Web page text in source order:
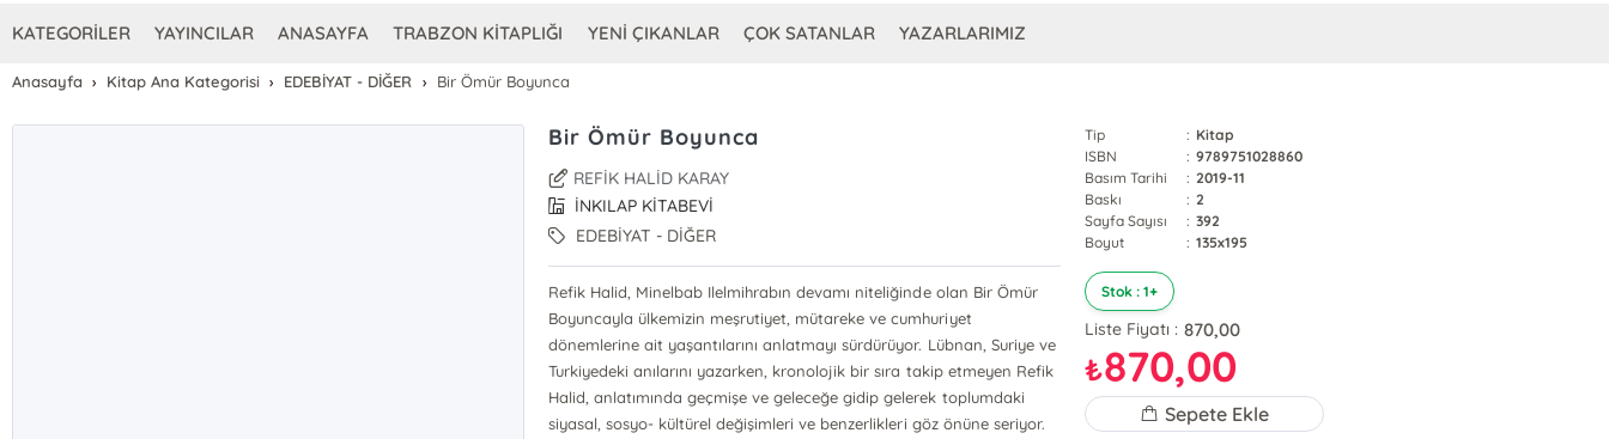
KATEGORİLER YAYINCILAR ANASAYFA TRABZON KİTAPLIĞI YENİ ÇIKANLAR ÇOK SATANLAR YAZARLARIMIZ
Anasayfa Kitap Ana Kategorisi EDEBİYAT - DİĞER Bir Ömür Boyunca
Bir Ömür Boyunca
REFİK HALİD KARAY
İNKILAP KİTABEVİ
EDEBİYAT - DİĞER
Refik Halid, Minelbab Ilelmihrabın devamı niteliğinde olan Bir Ömür
Boyuncayla ülkemizin meşrutiyet, mütareke ve cumhuriyet
dönemlerine ait yaşantılarını anlatmayı sürdürüyor. Lübnan, Suriye ve
Turkiyedeki anılarını yazarken, kronolojik bir sıra takip etmeyen Refik
Halid, anlatımında geçmişe ve geleceğe gidip gelerek toplumdaki
siyasal, sosyo- kültürel değişimleri ve benzerlikleri göz önüne seriyor.
Tip : Kitap
ISBN
: 9789751028860
Basım Tarihi
: 2019-11
Baskı
: 2
Sayfa Sayısı
: 392
Boyut
: 135x195
Stok : 1+
Liste Fiyatı : 870,00
₺870,00
Sepete Ekle